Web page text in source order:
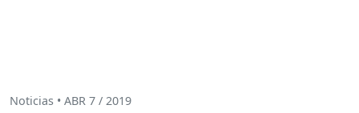
Noticias • ABR 7 / 2019